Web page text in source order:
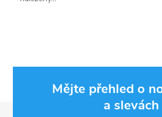
Mějte přehled o
a slevách